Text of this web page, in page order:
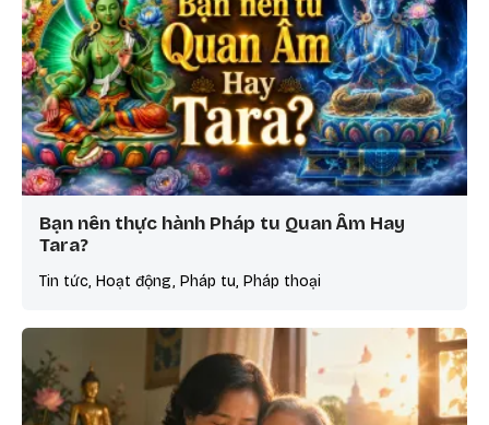
Bạn nên thực hành Pháp tu Quan Âm Hay
Tara?
Tin tức, Hoạt động, Pháp tu, Pháp thoại